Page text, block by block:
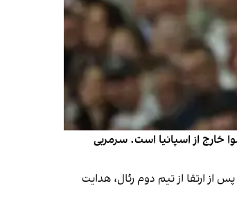
تجربه مربیگری آربلوا خارج از اسپانیا است. سرمربی
از ارتقا از تیم دوم رئال، هدایت